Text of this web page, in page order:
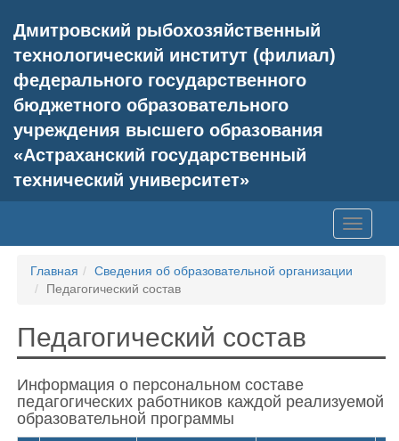
Дмитровский рыбохозяйственный
технологический институт (филиал)
федерального государственного
бюджетного образовательного
учреждения высшего образования
«Астраханский государственный
технический университет»
Toggle
Главная
Сведения об образовательной организации
Педагогический состав
Педагогический состав
Информация о персональном составе
педагогических работников каждой реализуемой
образовательной программы